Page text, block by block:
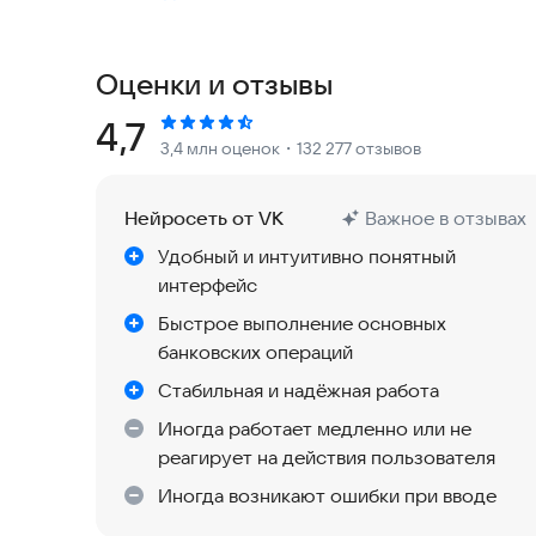
Войти в приложение можно по номеру
«тревожную кнопку» для сообщения о
себя обезопасить, читайте в разделе
Совершайте переводы в 150+ стран мира.
наличными — нужен только паспорт и
📸 Удобные платежи без комиссии
Оплачивайте товары и услуги без комиссии
через умную камеру, просто отсканировав
👪 Выгода — дело семейное
Объединяйтесь в группу с близкими и
Оценки и отзывы
Рейтинг:
4,7 3,4 млн оценок ・132 277 отзывов
Нейросеть от VK
Важное в отзывах
Удобный и интуитивно понятный
интерфейс
Быстрое выполнение основных
банковских операций
Стабильная и надёжная работа
Иногда работает медленно или не
реагирует на действия пользователя
Иногда возникают ошибки при вводе